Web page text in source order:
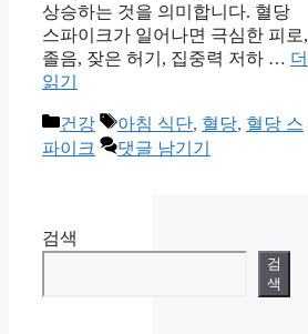
상승하는 것을 의미합니다. 혈당
스파이크가 일어나면 극심한 피로,
졸음, 잦은 허기, 집중력 저하 … 더
읽기
카
테
건강
태
그
아침 식단, 혈당, 혈당 스
파이크
댓글 남기기
검색
검
색